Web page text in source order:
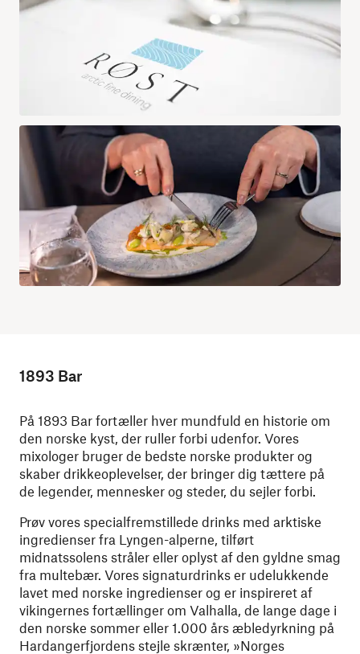
1893 Bar
På 1893 Bar fortæller hver mundfuld en historie om
den norske kyst, der ruller forbi udenfor. Vores
mixologer bruger de bedste norske produkter og
skaber drikkeoplevelser, der bringer dig tættere på
de legender, mennesker og steder, du sejler forbi.
Prøv vores specialfremstillede drinks med arktiske
ingredienser fra Lyngen-alperne, tilført
midnatssolens stråler eller oplyst af den gyldne smag
fra multebær. Vores signaturdrinks er udelukkende
lavet med norske ingredienser og er inspireret af
vikingernes fortællinger om Valhalla, de lange dage i
den norske sommer eller 1.000 års æbledyrkning på
Hardangerfjordens stejle skrænter, »Norges